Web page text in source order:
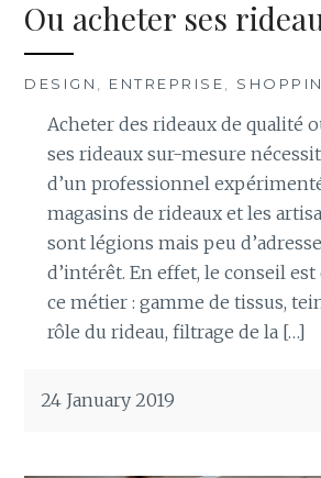
Ou acheter ses
DESIGN ENTREPRISE
Acheter des rideaux de qualité
ses rideaux sur-mesure
d’un professionnel
magasins de rideaux et les
sont légions mais peu
d’intérêt. En effet, le conseil
ce métier : gamme de tissus,
rôle du rideau, filtrage de la […]
24 January 2019